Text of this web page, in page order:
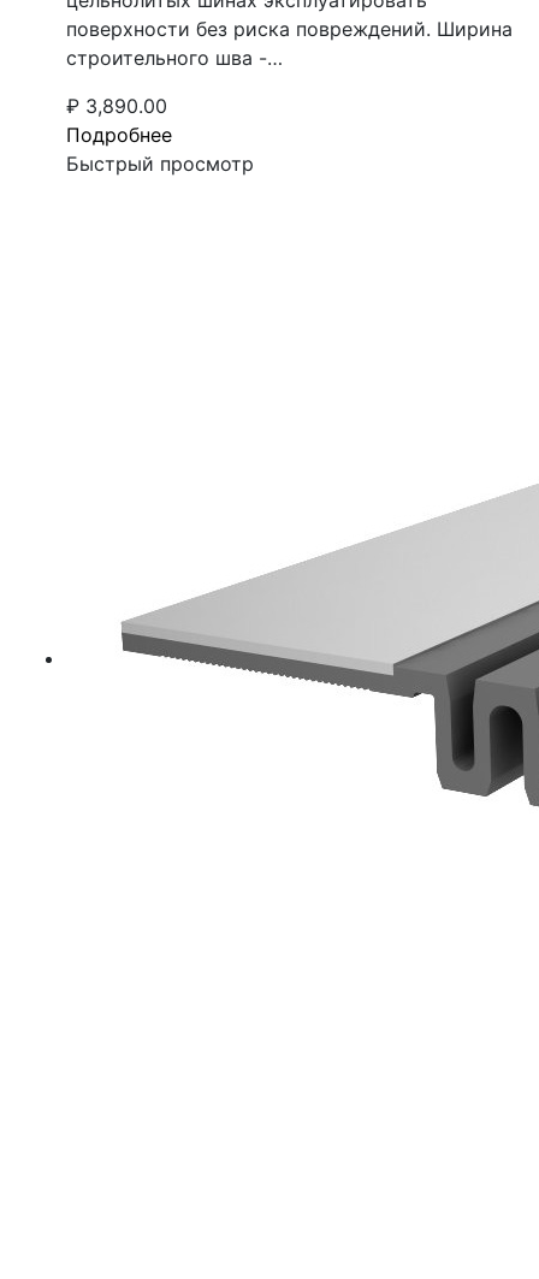
поверхности без риска повреждений. Ширина
строительного шва -…
₽ 3,890.00
Подробнее
Быстрый просмотр